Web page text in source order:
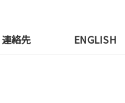
連絡先 ENGLISH